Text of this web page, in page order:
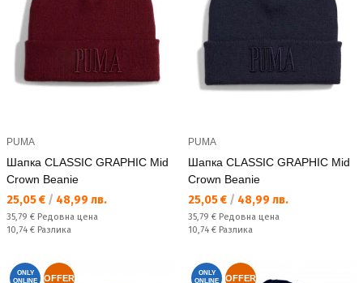
PUMA
Шапка CLASSIC GRAPHIC Mid
Crown Beanie
Текуща цена:
25,05 € / 48,99 лв.
Редовна цена:
35,79 € Редовна цена
Спестявате:
10,74 € Разлика
PUMA
Шапка CLASSIC GRAPHIC Mid
Crown Beanie
Текуща цена:
25,05 € / 48,99 лв.
Редовна цена:
35,79 € Редовна цена
Спестявате:
10,74 € Разлика
ONLY
ONLINE
OFFER
ONLY
ONLINE
OFFER